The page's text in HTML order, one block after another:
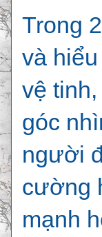
Trong
và
vệ
góc
người
cường
mạnh